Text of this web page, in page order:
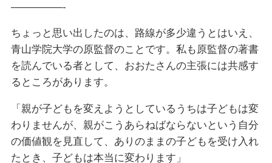
—————-
ちょっと思い出したのは、路線が多少違うとはいえ、
青山学院大学の原監督のことです。私も原監督の著書
を読んでいる者として、おおたさんの主張には共感す
るところがあります。
「親が子どもを変えようとしているうちは子どもは変
わりませんが、親がこうあらねばならないという自分
の価値観を見直して、ありのままの子どもを受け入れ
たとき、子どもは本当に変わります」